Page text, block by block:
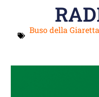
Buso della Giaretta